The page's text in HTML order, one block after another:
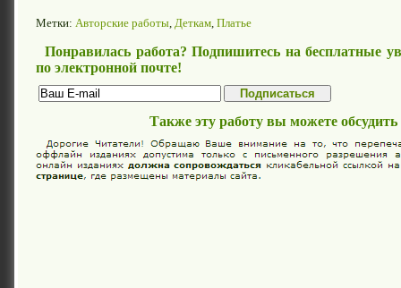
Метки: Авторские работы Деткам Платье
Понравилась работа? Подпишитесь на бесплатные
по электронной почте!
Также эту работу вы можете